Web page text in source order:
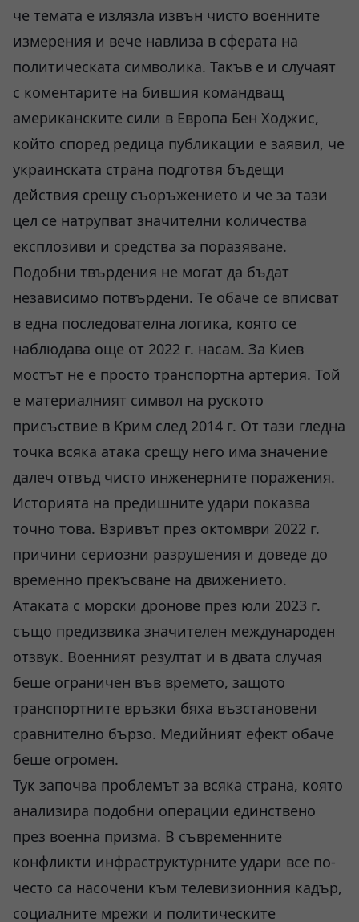
че темата е излязла извън чисто военните
измерения и вече навлиза в сферата на
политическата символика. Такъв е и случаят
с коментарите на бившия командващ
американските сили в Европа Бен Ходжис,
който според редица публикации е заявил, че
украинската страна подготвя бъдещи
действия срещу съоръжението и че за тази
цел се натрупват значителни количества
експлозиви и средства за поразяване.
Подобни твърдения не могат да бъдат
независимо потвърдени. Те обаче се вписват
в една последователна логика, която се
наблюдава още от 2022 г. насам. За Киев
мостът не е просто транспортна артерия. Той
е материалният символ на руското
присъствие в Крим след 2014 г. От тази гледна
точка всяка атака срещу него има значение
далеч отвъд чисто инженерните поражения.
Историята на предишните удари показва
точно това. Взривът през октомври 2022 г.
причини сериозни разрушения и доведе до
временно прекъсване на движението.
Атаката с морски дронове през юли 2023 г.
също предизвика значителен международен
отзвук. Военният резултат и в двата случая
беше ограничен във времето, защото
транспортните връзки бяха възстановени
сравнително бързо. Медийният ефект обаче
беше огромен.
Тук започва проблемът за всяка страна, която
анализира подобни операции единствено
през военна призма. В съвременните
конфликти инфраструктурните удари все по-
често са насочени към телевизионния кадър,
социалните мрежи и политическите